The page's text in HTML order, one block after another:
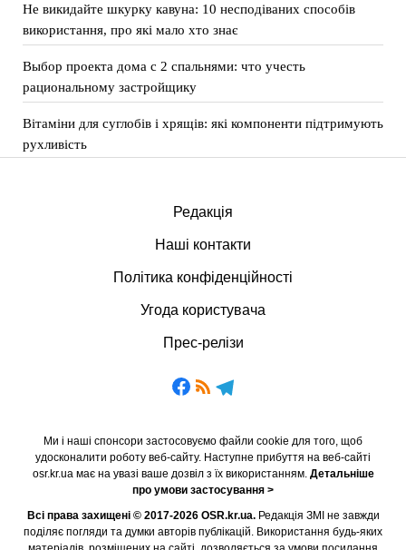
Не викидайте шкурку кавуна: 10 несподіваних способів
використання, про які мало хто знає
Выбор проекта дома с 2 спальнями: что учесть
рациональному застройщику
Вітаміни для суглобів і хрящів: які компоненти підтримують
рухливість
Редакція
Наші контакти
Політика конфіденційності
Угода користувача
Прес-релізи
Ми і наші спонсори застосовуємо файли cookie для того, щоб
удосконалити роботу веб-сайту. Наступне прибуття на веб-сайті
osr.kr.ua має на увазі ваше дозвіл з їх використанням. Детальніше
про умови застосування >
Всі права захищені © 2017-2026 OSR.kr.ua.Редакція ЗМІ не завжди
поділяє погляди та думки авторів публікацій. Використання будь-яких